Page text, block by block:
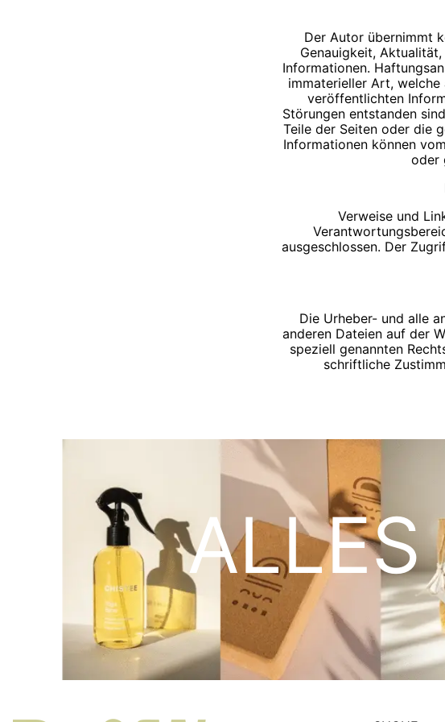
Der Autor übernimmt
Genauigkeit,
Informationen.
immaterieller Art,
veröffentlichten
Störungen entstanden
Teile der Seiten oder die
Informationen können
oder
Verweise und
ausgeschlossen. Der
Die Urheber- und alle
anderen Dateien auf der
speziell genannten
schriftliche